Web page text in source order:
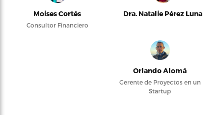
Moises Cortés
Consultor Financiero
Dra. Natalie Pérez Luna
Orlando Alomá
Gerente de Proyectos en un
Startup